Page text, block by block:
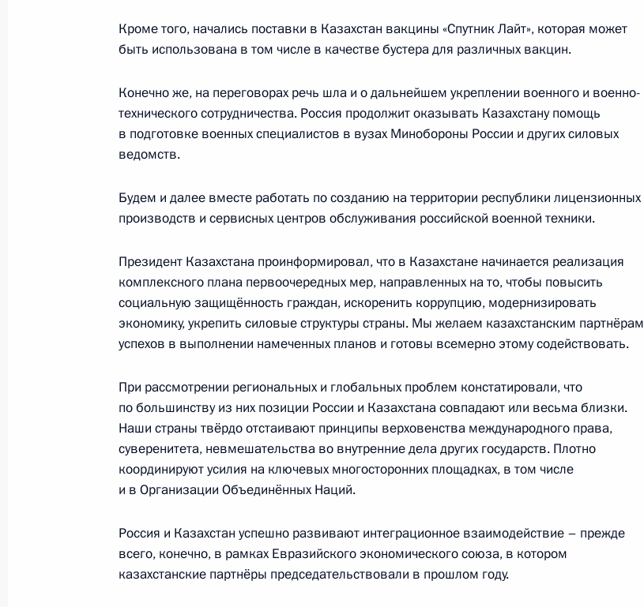
9 февраля 2022 года, среда
Московская область, Ново-Огарёво
Заседание Совета по науке и образованию
10 февраля в Москве состоятся переговоры Владимира Путина
с Президентом Республики Казахстан Касым-Жомартом
Токаевым
8 февраля 2022 года, 15:10
Пресс-конференция по итогам российско-французских
переговоров
7 февраля 2022 года, понедельник
Кроме того, начались поставки в Казахстан вакцины «Спутник Лайт», которая может
быть использована в том числе в качестве бустера для различных вакцин.
Конечно же, на переговорах речь шла и о дальнейшем укреплении военного и военно-
технического сотрудничества. Россия продолжит оказывать Казахстану помощь
в подготовке военных специалистов в вузах Минобороны России и других силовых
ведомств.
Будем и далее вместе работать по созданию на территории республики лицензионных
производств и сервисных центров обслуживания российской военной техники.
Президент Казахстана проинформировал, что в Казахстане начинается реализация
комплексного плана первоочередных мер, направленных на то, чтобы повысить
социальную защищённость граждан, искоренить коррупцию, модернизировать
экономику, укрепить силовые структуры страны. Мы желаем казахстанским партнёрам
успехов в выполнении намеченных планов и готовы всемерно этому содействовать.
При рассмотрении региональных и глобальных проблем констатировали, что
по большинству из них позиции России и Казахстана совпадают или весьма близки.
Наши страны твёрдо отстаивают принципы верховенства международного права,
суверенитета, невмешательства во внутренние дела других государств. Плотно
координируют усилия на ключевых многосторонних площадках, в том числе
и в Организации Объединённых Наций.
Россия и Казахстан успешно развивают интеграционное взаимодействие – прежде
всего, конечно, в рамках Евразийского экономического союза, в котором
казахстанские партнёры председательствовали в прошлом году.